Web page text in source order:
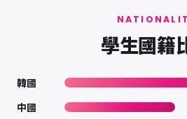
學生國籍
韓國
中國